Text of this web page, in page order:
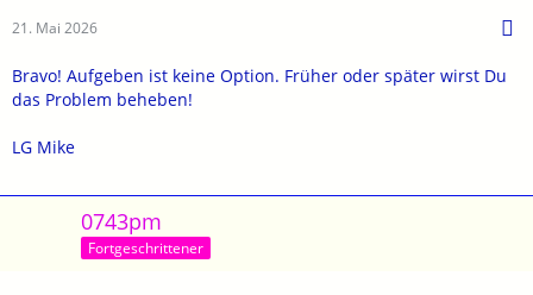
21. Mai 2026
Bravo! Aufgeben ist keine Option. Früher oder später wirst Du
das Problem beheben!
LG Mike
0743pm
Fortgeschrittener